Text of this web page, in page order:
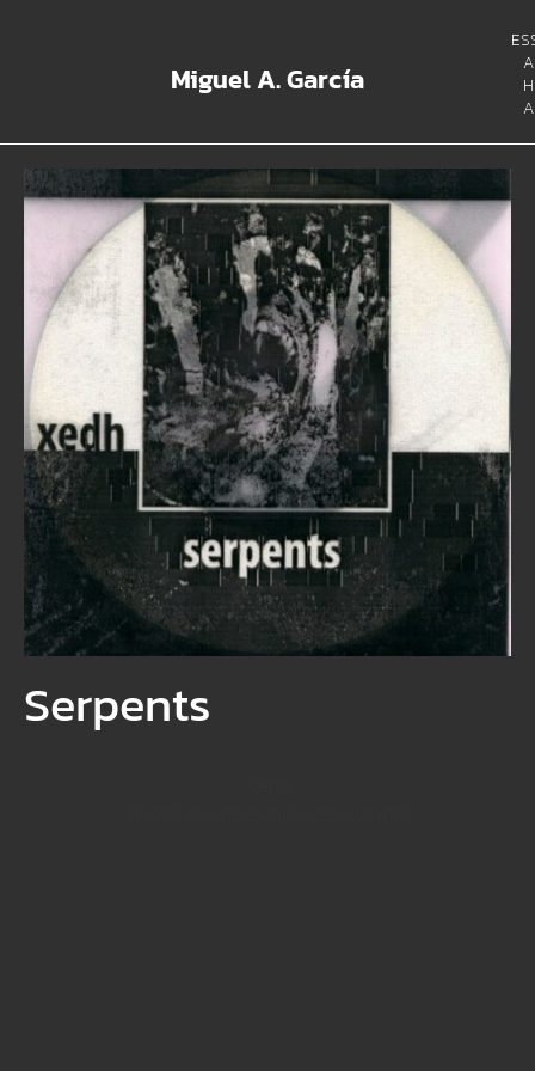
Miguel A. García
Serpents